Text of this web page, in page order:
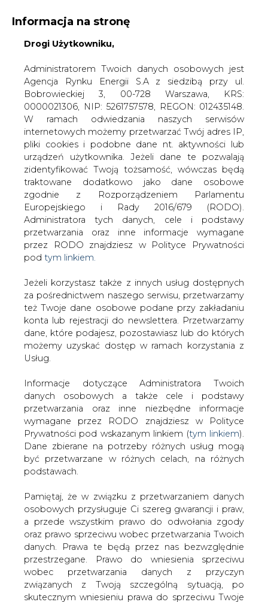
KONTAKT:
WIELKOŚĆ TEKSTU A A
ZALOGUJ SIĘ
WŁĄCZ CIRE.TV
Informacja na stronę
Drogi Użytkowniku,
Administratorem Twoich danych osobowych jest
Agencja Rynku Energii S.A z siedzibą przy ul.
Bobrowieckiej 3, 00-728 Warszawa, KRS:
0000021306, NIP: 5261757578, REGON: 012435148.
W ramach odwiedzania naszych serwisów
internetowych możemy przetwarzać Twój adres IP,
pliki cookies i podobne dane nt. aktywności lub
urządzeń użytkownika. Jeżeli dane te pozwalają
zidentyfikować Twoją tożsamość, wówczas będą
traktowane dodatkowo jako dane osobowe
zgodnie z Rozporządzeniem Parlamentu
Europejskiego i Rady 2016/679 (RODO).
Administratora tych danych, cele i podstawy
przetwarzania oraz inne informacje wymagane
przez RODO znajdziesz w Polityce Prywatności
pod tym linkiem.
Jeżeli korzystasz także z innych usług dostępnych
za pośrednictwem naszego serwisu, przetwarzamy
też Twoje dane osobowe podane przy zakładaniu
konta lub rejestracji do newslettera. Przetwarzamy
dane, które podajesz, pozostawiasz lub do których
możemy uzyskać dostęp w ramach korzystania z
Usług.
Informacje dotyczące Administratora Twoich
danych osobowych a także cele i podstawy
przetwarzania oraz inne niezbędne informacje
wymagane przez RODO znajdziesz w Polityce
Prywatności pod wskazanym linkiem (tym linkiem).
Dane zbierane na potrzeby różnych usług mogą
być przetwarzane w różnych celach, na różnych
podstawach.
Pamiętaj, że w związku z przetwarzaniem danych
osobowych przysługuje Ci szereg gwarancji i praw,
a przede wszystkim prawo do odwołania zgody
oraz prawo sprzeciwu wobec przetwarzania Twoich
danych. Prawa te będą przez nas bezwzględnie
przestrzegane. Prawo do wniesienia sprzeciwu
wobec przetwarzania danych z przyczyn
związanych z Twoją szczególną sytuacją, po
skutecznym wniesieniu prawa do sprzeciwu Twoje
Strona główna / CIEPŁOWNICTWO / Nowoczesne
technologie w ciepłownictwie
2022-08-12 07:00
skomentuj
udostępnij:
Nowoczesne technologie w
ciepłownictwie